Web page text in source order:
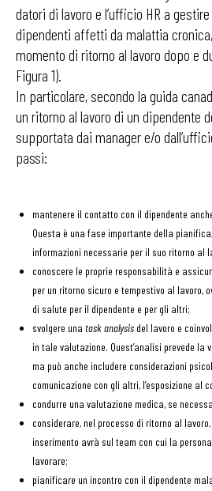
datori di lavoro e l’ufficio HR a
dipendenti affetti da malattia
momento di ritorno al lavoro dopo e
Figura 1).
In particolare, secondo la guida
un ritorno al lavoro di un dipendente
supportata dai manager e/o
passi:
mantenere il contatto con il dipendente
Questa è una fase importante della
informazioni necessarie per il suo ritorno al
conoscere le proprie responsabilità e
per un ritorno sicuro e tempestivo al lavoro,
di salute per il dipendente e per gli altri;
svolgere una task analysis del lavoro e
in tale valutazione. Quest’analisi prevede
ma può anche includere considerazioni
comunicazione con gli altri, l’esposizione al
condurre una valutazione medica, se
considerare, nel processo di ritorno al
inserimento avrà sul team con cui la
lavorare;
pianificare un incontro con il dipendente